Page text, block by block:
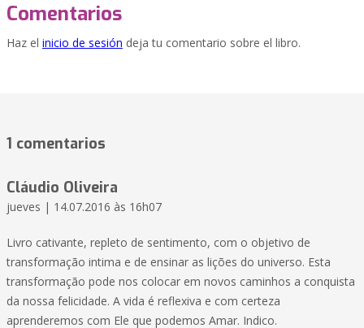
Comentarios
Haz el inicio de sesión deja tu comentario sobre el libro.
1 comentarios
Cláudio Oliveira
jueves | 14.07.2016 às 16h07
Livro cativante, repleto de sentimento, com o objetivo de
transformação intima e de ensinar as lições do universo. Esta
transformação pode nos colocar em novos caminhos a conquista
da nossa felicidade. A vida é reflexiva e com certeza
aprenderemos com Ele que podemos Amar. Indico.